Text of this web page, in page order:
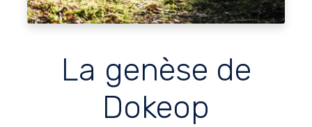
La genèse de
Dokeop